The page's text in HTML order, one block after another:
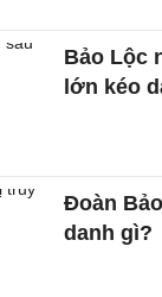
Bảo Lộc
lớn kéo
Đoàn
danh gì?